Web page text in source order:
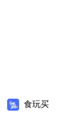
食玩买